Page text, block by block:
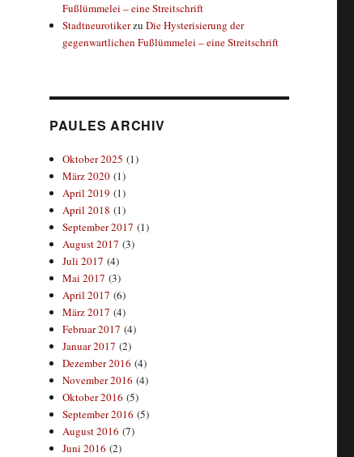
Fußlümmelei – eine Streitschrift
StadtneurotikerzuDie Hysterisierung der
gegenwartlichen Fußlümmelei – eine Streitschrift
PAULES ARCHIV
Oktober 2025 (1)
März 2020 (1)
April 2019 (1)
April 2018 (1)
September 2017 (1)
August 2017 (3)
Juli 2017 (4)
Mai 2017 (3)
April 2017 (6)
März 2017 (4)
Februar 2017 (4)
Januar 2017 (2)
Dezember 2016 (4)
November 2016 (4)
Oktober 2016 (5)
September 2016 (5)
August 2016 (7)
Juni 2016 (2)